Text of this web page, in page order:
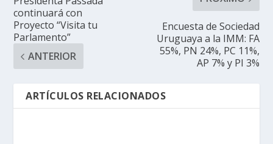
continuará con
Proyecto “Visita tu
Parlamento”
ANTERIOR
Encuesta de Sociedad
Uruguaya a la IMM: FA
55%, PN 24%, PC 11%,
AP 7% y PI 3%
ARTÍCULOS RELACIONADOS